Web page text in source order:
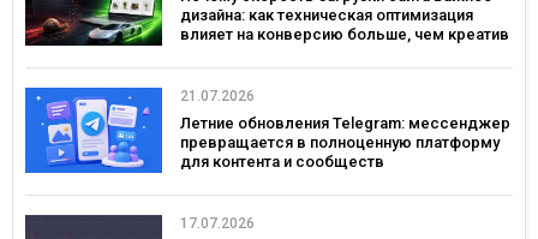
дизайна: как техническая оптимизация
влияет на конверсию больше, чем креатив
21.07.2026
Летние обновления Telegram: мессенджер
превращается в полноценную платформу
для контента и сообществ
17.07.2026